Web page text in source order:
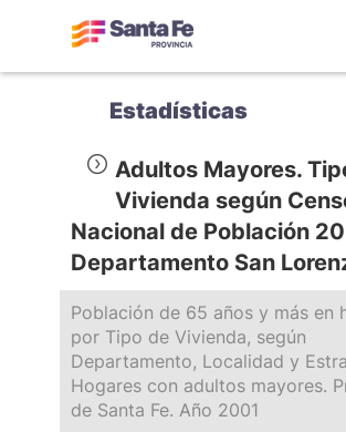
Estadísticas
Adultos Mayores.
Vivienda según
Nacional de Población
Departamento San
Población de 65 años y más en
por Tipo de Vivienda, según
Departamento, Localidad y
Hogares con adultos mayores.
de Santa Fe. Año 2001